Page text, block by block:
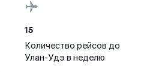
15
Количество рейсов до
Улан-Удэ в неделю